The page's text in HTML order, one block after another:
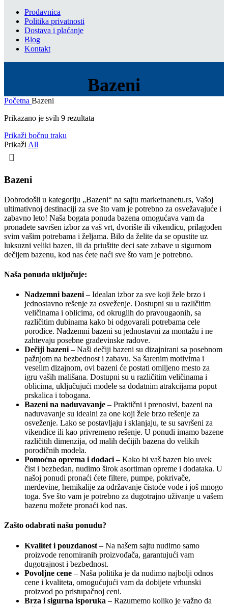
Prodavnica
Politika privatnosti
Dostava i plaćanje
Blog
Kontakt
Bazeni
Početna Bazeni
Prikazano je svih 9 rezultata
Prikaži bočnu traku
Prikaži All
Bazeni
Dobrodošli u kategoriju „Bazeni“ na sajtu marketnanetu.rs, Vašoj
ultimativnoj destinaciji za sve što vam je potrebno za osvežavajuće i
zabavno leto! Naša bogata ponuda bazena omogućava vam da
pronađete savršen izbor za vaš vrt, dvorište ili vikendicu, prilagođen
svim vašim potrebama i željama. Bilo da želite da se opustite uz
luksuzni veliki bazen, ili da priuštite deci sate zabave u sigurnom
dečijem bazenu, kod nas ćete naći sve što vam je potrebno.
Naša ponuda uključuje:
Nadzemni bazeni – Idealan izbor za sve koji žele brzo i
jednostavno rešenje za osveženje. Dostupni su u različitim
veličinama i oblicima, od okruglih do pravougaonih, sa
različitim dubinama kako bi odgovarali potrebama cele
porodice. Nadzemni bazeni su jednostavni za montažu i ne
zahtevaju posebne građevinske radove.
Dečiji bazeni – Naši dečiji bazeni su dizajnirani sa posebnom
pažnjom na bezbednost i zabavu. Sa šarenim motivima i
veselim dizajnom, ovi bazeni će postati omiljeno mesto za
igru vaših mališana. Dostupni su u različitim veličinama i
oblicima, uključujući modele sa dodatnim atrakcijama poput
prskalica i tobogana.
Bazeni na naduvavanje – Praktični i prenosivi, bazeni na
naduvavanje su idealni za one koji žele brzo rešenje za
osveženje. Lako se postavljaju i sklanjaju, te su savršeni za
vikendice ili kao privremeno rešenje. U ponudi imamo bazene
različitih dimenzija, od malih dečijih bazena do velikih
porodičnih modela.
Pomoćna oprema i dodaci – Kako bi vaš bazen bio uvek
čist i bezbedan, nudimo širok asortiman opreme i dodataka. U
našoj ponudi pronaći ćete filtere, pumpe, pokrivače,
merdevine, hemikalije za održavanje čistoće vode i još mnogo
toga. Sve što vam je potrebno za dugotrajno uživanje u vašem
bazenu možete pronaći kod nas.
Zašto odabrati našu ponudu?
Kvalitet i pouzdanost – Na našem sajtu nudimo samo
proizvode renomiranih proizvođača, garantujući vam
dugotrajnost i bezbednost.
Povoljne cene – Naša politika je da nudimo najbolji odnos
cene i kvaliteta, omogućujući vam da dobijete vrhunski
proizvod po pristupačnoj ceni.
Brza i sigurna isporuka – Razumemo koliko je važno da